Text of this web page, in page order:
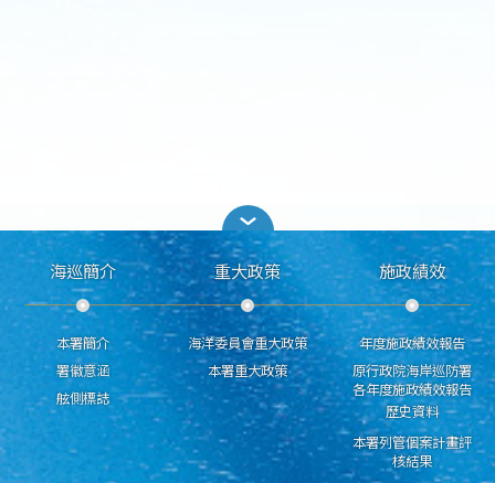
海巡簡介
本署簡介
署徽意涵
舷側標誌
重大政策
海洋委員會重大政策
本署重大政策
施政績效
年度施政績效報告
原行政院海岸巡防署
各年度施政績效報告
歷史資料
本署列管個案計畫評
核結果